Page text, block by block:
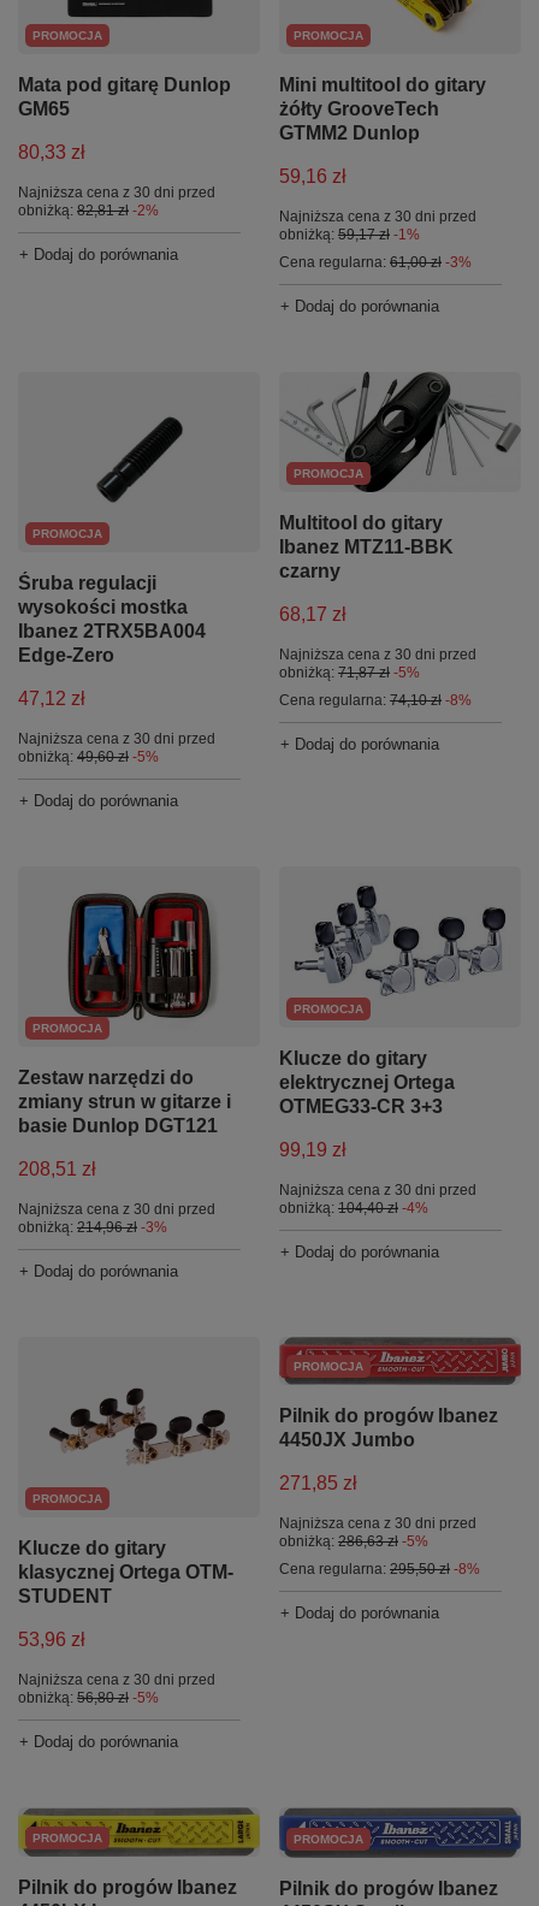
PROMOCJA
Mata pod gitarę Dunlop
GM65
80,33 zł
Najniższa cena z 30 dni przed
obniżką: 82,81 zł -2%
+ Dodaj do porównania
PROMOCJA
Mini multitool do gitary
żółty GrooveTech
GTMM2 Dunlop
59,16 zł
Najniższa cena z 30 dni przed
obniżką: 59,17 zł -1%
Cena regularna: 61,00 zł -3%
+ Dodaj do porównania
PROMOCJA
Śruba regulacji
wysokości mostka
Ibanez 2TRX5BA004
Edge-Zero
47,12 zł
Najniższa cena z 30 dni przed
obniżką: 49,60 zł -5%
+ Dodaj do porównania
PROMOCJA
Multitool do gitary
Ibanez MTZ11-BBK
czarny
68,17 zł
Najniższa cena z 30 dni przed
obniżką: 71,87 zł -5%
Cena regularna: 74,10 zł -8%
+ Dodaj do porównania
PROMOCJA
Zestaw narzędzi do
zmiany strun w gitarze i
basie Dunlop DGT121
208,51 zł
Najniższa cena z 30 dni przed
obniżką: 214,96 zł -3%
+ Dodaj do porównania
PROMOCJA
Klucze do gitary
elektrycznej Ortega
OTMEG33-CR 3+3
99,19 zł
Najniższa cena z 30 dni przed
obniżką: 104,40 zł -4%
+ Dodaj do porównania
PROMOCJA
Klucze do gitary
klasycznej Ortega OTM-
STUDENT
53,96 zł
Najniższa cena z 30 dni przed
obniżką: 56,80 zł -5%
+ Dodaj do porównania
PROMOCJA
Pilnik do progów Ibanez
4450JX Jumbo
271,85 zł
Najniższa cena z 30 dni przed
obniżką: 286,63 zł -5%
Cena regularna: 295,50 zł -8%
+ Dodaj do porównania
PROMOCJA
Pilnik do progów Ibanez
PROMOCJA
Pilnik do progów Ibanez